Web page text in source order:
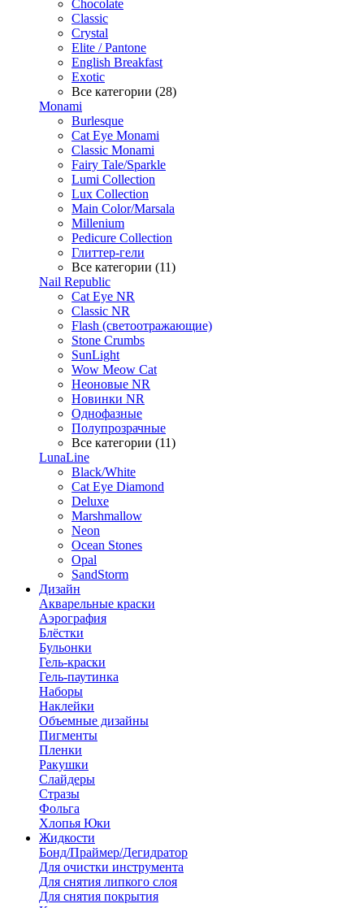
Chocolate
Classic
Crystal
Elite / Pantone
English Breakfast
Exotic
Все категории (28)
Monami
Burlesque
Cat Eye Monami
Classic Monami
Fairy Tale/Sparkle
Lumi Collection
Lux Collection
Main Color/Marsala
Millenium
Pedicure Collection
Глиттер-гели
Все категории (11)
Nail Republic
Cat Eye NR
Classic NR
Flash (светоотражающие)
Stone Crumbs
SunLight
Wow Meow Cat
Неоновые NR
Новинки NR
Однофазные
Полупрозрачные
Все категории (11)
LunaLine
Black/White
Cat Eye Diamond
Deluxe
Marshmallow
Neon
Ocean Stones
Opal
SandStorm
Дизайн
Акварельные краски
Аэрография
Блёстки
Бульонки
Гель-краски
Гель-паутинка
Наборы
Наклейки
Объемные дизайны
Пигменты
Пленки
Ракушки
Слайдеры
Стразы
Фольга
Хлопья Юки
Жидкости
Бонд/Праймер/Дегидратор
Для очистки инструмента
Для снятия липкого слоя
Для снятия покрытия